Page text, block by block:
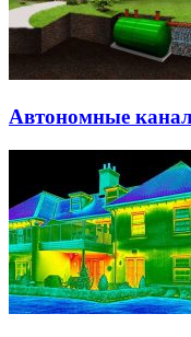
Автономные